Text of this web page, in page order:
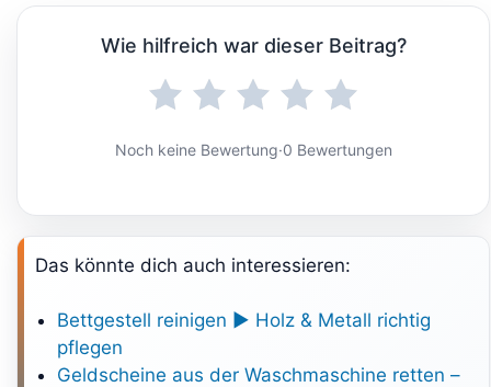
Wie hilfreich war dieser Beitrag?
Noch keine Bewertung·0 Bewertungen
Das könnte dich auch interessieren:
Bettgestell reinigen ► Holz & Metall richtig
pflegen
Geldscheine aus der Waschmaschine retten –